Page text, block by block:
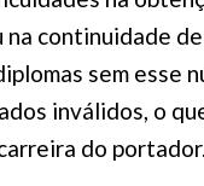
na continuidade
sem esse
inválidos, o
do portador.